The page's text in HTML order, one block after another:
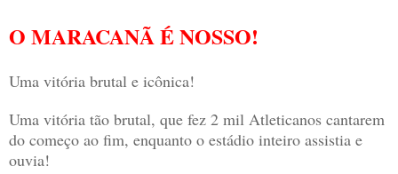
O MARACANÃ É NOSSO!
Uma vitória brutal e icônica!
Uma vitória tão brutal, que fez 2 mil Atleticanos cantarem
do começo ao fim, enquanto o estádio inteiro assistia e
ouvia!